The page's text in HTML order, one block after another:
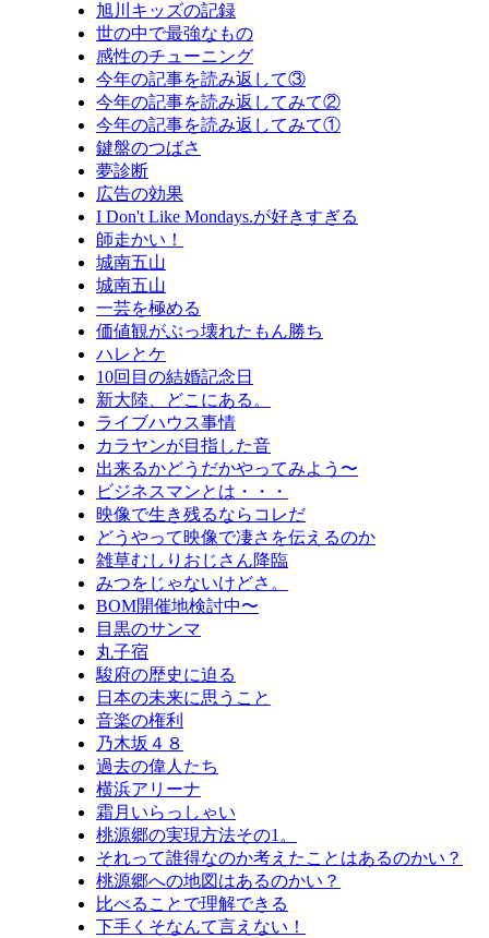
旭川キッズの記録
世の中で最強なもの
感性のチューニング
今年の記事を読み返して③
今年の記事を読み返してみて②
今年の記事を読み返してみて①
鍵盤のつばさ
夢診断
広告の効果
I Don't Like Mondays.が好きすぎる
師走かい！
城南五山
城南五山
一芸を極める
価値観がぶっ壊れたもん勝ち
ハレとケ
10回目の結婚記念日
新大陸、どこにある。
ライブハウス事情
カラヤンが目指した音
出来るかどうだかやってみよう〜
ビジネスマンとは・・・
映像で生き残るならコレだ
どうやって映像で凄さを伝えるのか
雑草むしりおじさん降臨
みつをじゃないけどさ。
BOM開催地検討中〜
目黒のサンマ
丸子宿
駿府の歴史に迫る
日本の未来に思うこと
音楽の権利
乃木坂４８
過去の偉人たち
横浜アリーナ
霜月いらっしゃい
桃源郷の実現方法その1。
それって誰得なのか考えたことはあるのかい？
桃源郷への地図はあるのかい？
比べることで理解できる
下手くそなんて言えない！